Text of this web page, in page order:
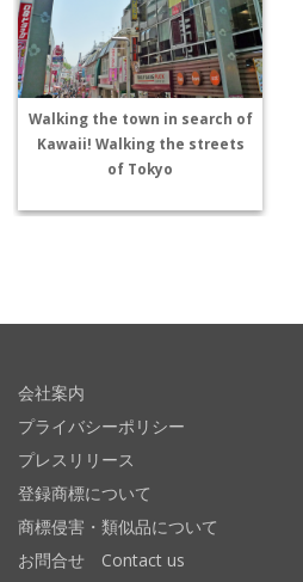
Walking the town in search of
Kawaii! Walking the streets
of Tokyo
会社案内
プライバシーポリシー
プレスリリース
登録商標について
商標侵害・類似品について
お問合せ Contact us